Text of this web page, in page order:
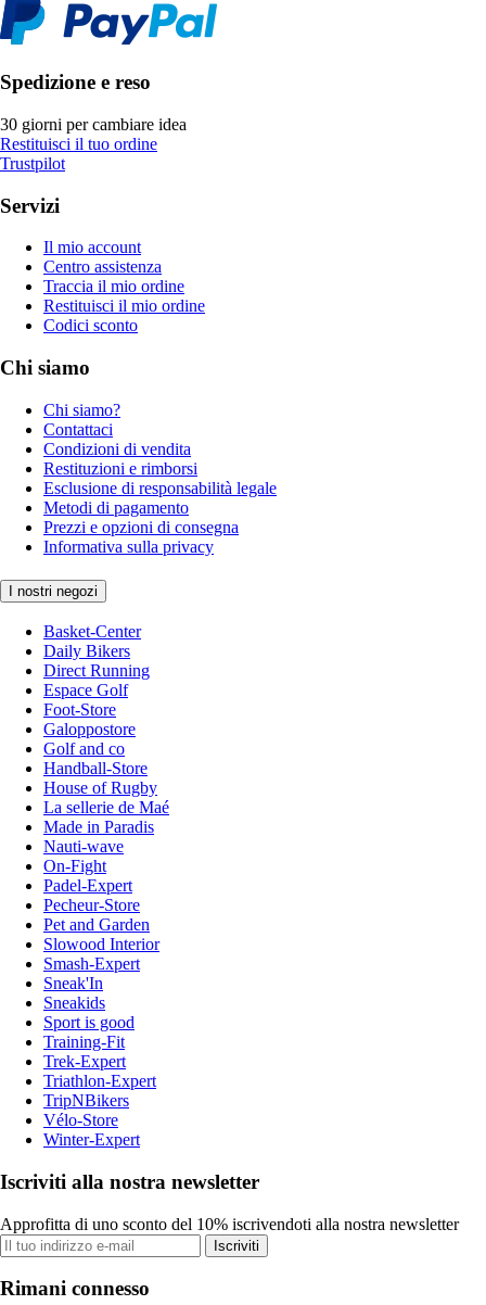
Spedizione e reso
30 giorni per cambiare idea
Restituisci il tuo ordine
Trustpilot
Servizi
Il mio account
Centro assistenza
Traccia il mio ordine
Restituisci il mio ordine
Codici sconto
Chi siamo
Chi siamo?
Contattaci
Condizioni di vendita
Restituzioni e rimborsi
Esclusione di responsabilità legale
Metodi di pagamento
Prezzi e opzioni di consegna
Informativa sulla privacy
I nostri negozi
Basket-Center
Daily Bikers
Direct Running
Espace Golf
Foot-Store
Galoppostore
Golf and co
Handball-Store
House of Rugby
La sellerie de Maé
Made in Paradis
Nauti-wave
On-Fight
Padel-Expert
Pecheur-Store
Pet and Garden
Slowood Interior
Smash-Expert
Sneak'In
Sneakids
Sport is good
Training-Fit
Trek-Expert
Triathlon-Expert
TripNBikers
Vélo-Store
Winter-Expert
Iscriviti alla nostra newsletter
Approfitta di uno sconto del 10% iscrivendoti alla nostra newsletter
Iscriviti
Rimani connesso